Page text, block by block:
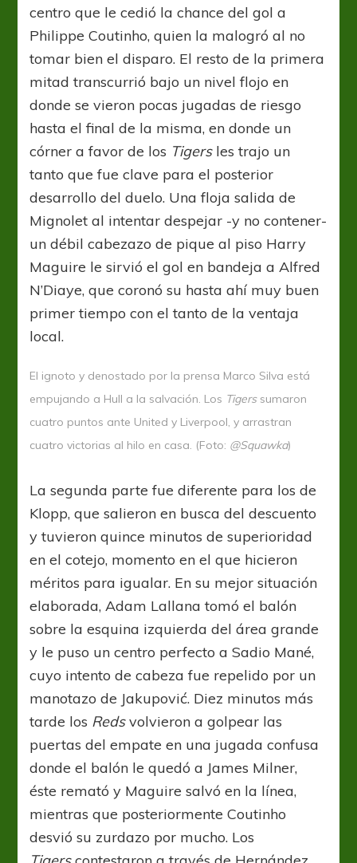
centro que le cedió la chance del gol a
Philippe Coutinho, quien la malogró al no
tomar bien el disparo. El resto de la primera
mitad transcurrió bajo un nivel flojo en
donde se vieron pocas jugadas de riesgo
hasta el final de la misma, en donde un
córner a favor de los Tigers les trajo un
tanto que fue clave para el posterior
desarrollo del duelo. Una floja salida de
Mignolet al intentar despejar -y no contener-
un débil cabezazo de pique al piso Harry
Maguire le sirvió el gol en bandeja a Alfred
N’Diaye, que coronó su hasta ahí muy buen
primer tiempo con el tanto de la ventaja
local.
El ignoto y denostado por la prensa Marco Silva está
empujando a Hull a la salvación. Los Tigerssumaron
cuatro puntos ante United y Liverpool, y arrastran
cuatro victorias al hilo en casa. (Foto: @Squawka)
La segunda parte fue diferente para los de
Klopp, que salieron en busca del descuento
y tuvieron quince minutos de superioridad
en el cotejo, momento en el que hicieron
méritos para igualar. En su mejor situación
elaborada, Adam Lallana tomó el balón
sobre la esquina izquierda del área grande
y le puso un centro perfecto a Sadio Mané,
cuyo intento de cabeza fue repelido por un
manotazo de Jakupović. Diez minutos más
tarde los Redsvolvieron a golpear las
puertas del empate en una jugada confusa
donde el balón le quedó a James Milner,
éste remató y Maguire salvó en la línea,
mientras que posteriormente Coutinho
desvió su zurdazo por mucho. Los